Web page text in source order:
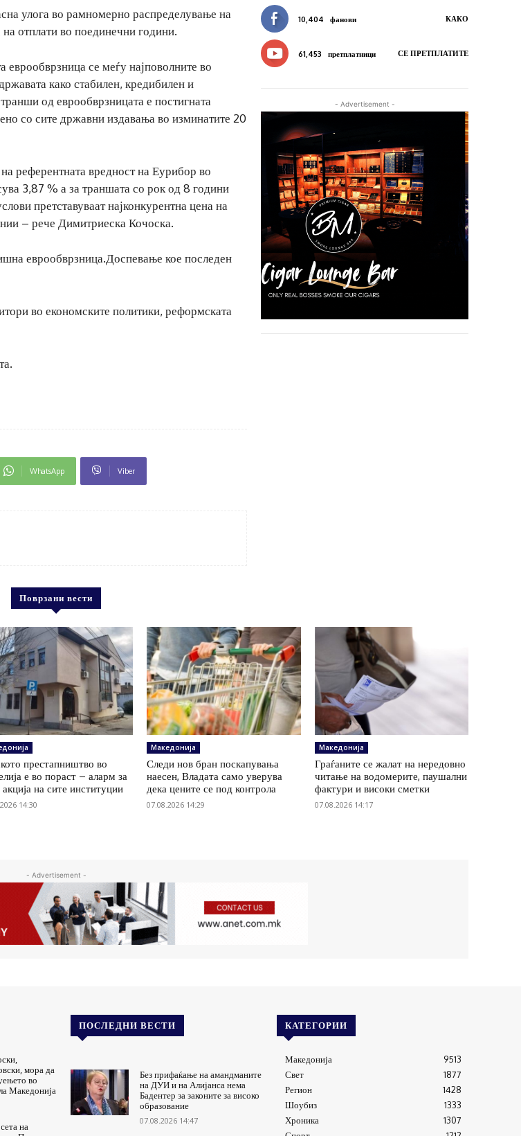
улога во рамномерно распределување на
отплати во поединечни години.
се меѓу најповолните во
како стабилен, кредибилен и
од еврообврзницата е постигната
со сите државни издавања во изминатите 20
референтната вредност на Еурибор во
3,87 % а за траншата со рок од 8 години
претставуваат најконкурентна цена на
– рече Димитриеска Кочоска.
еврообврзница.Доспевање кое последен
во економските политики, реформската
WhatsApp Viber
10,404 фанови КАКО
61,453 претплатници СЕ ПРЕТПЛАТИТЕ
- Advertisement -
Поврзани вести
престапништво во
е во пораст – аларм за
на сите институции
14:30
Македонија
Следи нов бран поскапувања
наесен, Владата само уверува
дека цените се под контрола
07.08.2026 14:29
Македонија
Граѓаните се жалат на нередовно
читање на водомерите, паушални
фактури и високи сметки
07.08.2026 14:17
- Advertisement -
мора да
во
Македонија
на
ПОСЛЕДНИ ВЕСТИ
Без прифаќање на амандманите
на ДУИ и на Алијанса нема
Бадентер за законите за високо
образование
07.08.2026 14:47
КАТЕГОРИИ
Македонија
9513
Свет
1877
Регион
1428
Шоубиз
1333
Хроника
1307